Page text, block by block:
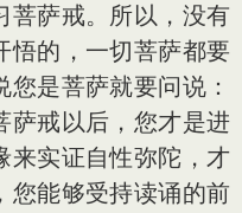
菩萨戒。所以，没有
悟的，一切菩萨都要
是菩萨就要问说：
萨戒以后，您才是进
来实证自性弥陀，才
您能够受持读诵的前